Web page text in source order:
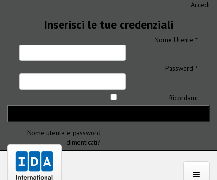
Accedi
Inserisci le tue credenziali
Nome Utente *
Password *
Ricordami
Nome utente e password
dimenticati?